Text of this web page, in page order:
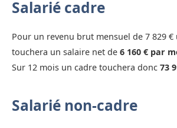
Salarié cadre
Pour un revenu brut mensuel de 7 829 €
touchera un salaire net de 6 160 € par
Sur 12 mois un cadre touchera donc 73
Salarié non-cadre